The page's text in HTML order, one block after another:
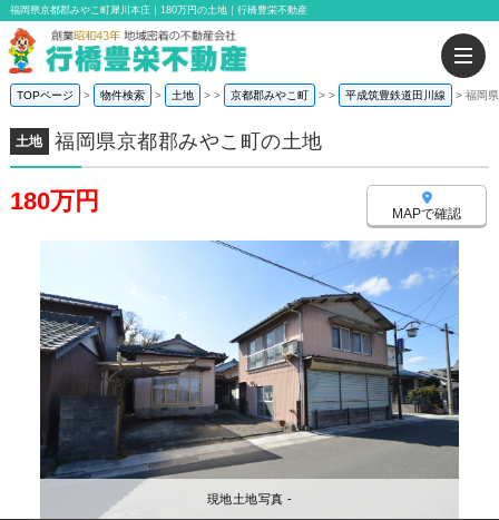
福岡県京都郡みやこ町犀川本庄｜180万円の土地｜行橋豊栄不動産
TOPページ 物件検索 土地 > 京都郡みやこ町 > 平成筑豊鉄道田川線 福岡
土地 福岡県京都郡みやこ町の土地
180万円 MAPで確認
現地土地写真 -